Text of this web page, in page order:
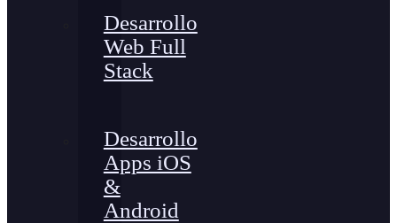
Desarrollo
Web Full
Stack
Desarrollo
Apps iOS
&
Android